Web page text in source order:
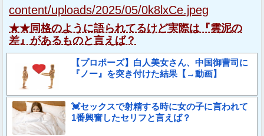
content/uploads/2025/05/0k8lxCe.jpeg
★★同格のように語られてるけど実際は『雲泥の
差』があるものと言えば？
【プロポーズ】白人美女さん、中国御曹司に
『ノー』を突き付けた結果【→動画】
💓セックスで射精する時に女の子に言われて
1番興奮したセリフと言えば？